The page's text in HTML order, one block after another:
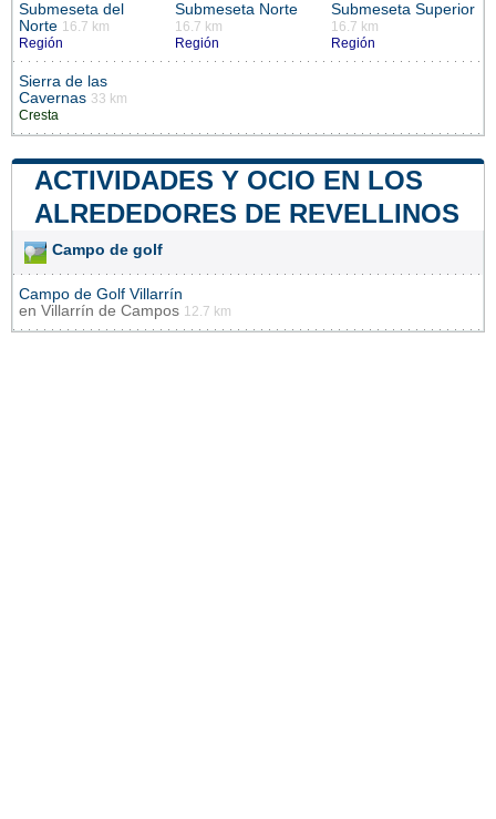
Submeseta del
Norte 16.7 km
Región
Submeseta Norte
16.7 km
Región
Submeseta Superior
16.7 km
Región
Sierra de las
Cavernas 33 km
Cresta
ACTIVIDADES Y OCIO EN LOS
ALREDEDORES DE REVELLINOS
Campo de golf
Campo de Golf Villarrín
en Villarrín de Campos 12.7 km